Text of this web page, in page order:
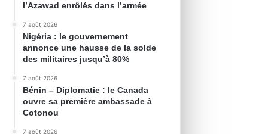
l’Azawad enrôlés dans l’armée
7 août 2026
Nigéria : le gouvernement
annonce une hausse de la solde
des militaires jusqu’à 80%
7 août 2026
Bénin – Diplomatie : le Canada
ouvre sa première ambassade à
Cotonou
7 août 2026